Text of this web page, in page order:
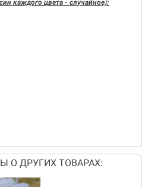
каждого цвета - случайное):
О ДРУГИХ ТОВАРАХ: